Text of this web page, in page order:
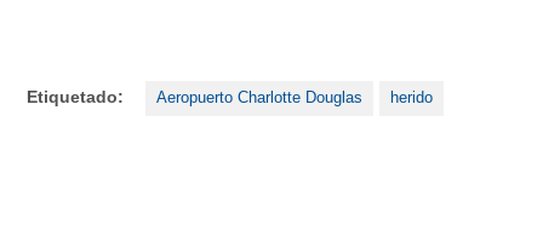
Etiquetado: Aeropuerto Charlotte Douglas herido